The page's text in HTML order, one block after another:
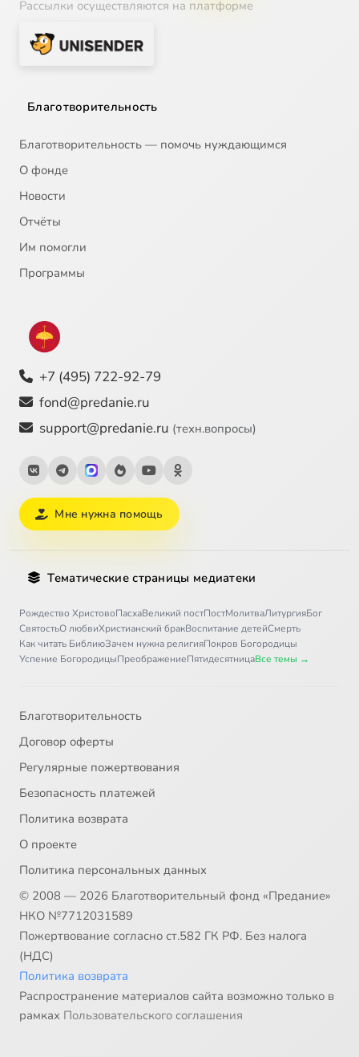
Рассылки осуществляются на платформе
Благотворительность
Благотворительность — помочь нуждающимся
О фонде
Новости
Отчёты
Им помогли
Программы
+7 (495) 722-92-79
fond@predanie.ru
support@predanie.ru (техн.вопросы)
Мне нужна помощь
Тематические страницы медиатеки
Рождество ХристовоПасхаВеликий постПостМолитваЛитургияБог
СвятостьО любвиХристианский бракВоспитание детейСмерть
Как читать БиблиюЗачем нужна религияПокров Богородицы
Успение БогородицыПреображениеПятидесятницаВсе темы →
Благотворительность
Договор оферты
Регулярные пожертвования
Безопасность платежей
Политика возврата
О проекте
Политика персональных данных
© 2008 — 2026 Благотворительный фонд «Предание»
НКО №7712031589
Пожертвование согласно ст.582 ГК РФ. Без налога
(НДС)
Политика возврата
Распространение материалов сайта возможно только в
рамках Пользовательского соглашения